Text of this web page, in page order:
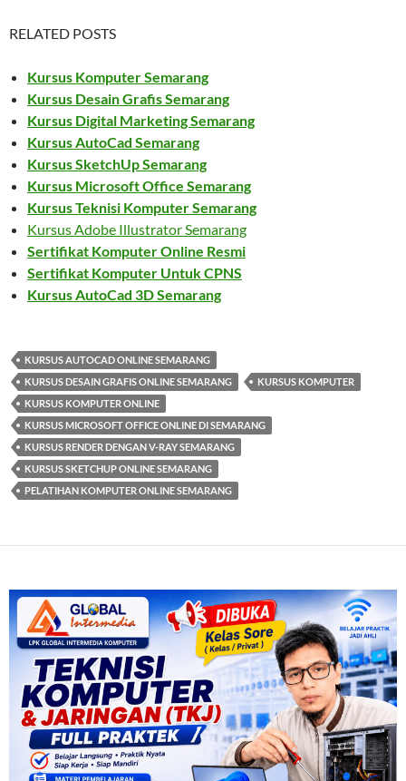
RELATED POSTS
Kursus Komputer Semarang
Kursus Desain Grafis Semarang
Kursus Digital Marketing Semarang
Kursus AutoCad Semarang
Kursus SketchUp Semarang
Kursus Microsoft Office Semarang
Kursus Teknisi Komputer Semarang
Kursus Adobe Illustrator Semarang
Sertifikat Komputer Online Resmi
Sertifikat Komputer Untuk CPNS
Kursus AutoCad 3D Semarang
KURSUS AUTOCAD ONLINE SEMARANG
KURSUS DESAIN GRAFIS ONLINE SEMARANG
KURSUS KOMPUTER
KURSUS KOMPUTER ONLINE
KURSUS MICROSOFT OFFICE ONLINE DI SEMARANG
KURSUS RENDER DENGAN V-RAY SEMARANG
KURSUS SKETCHUP ONLINE SEMARANG
PELATIHAN KOMPUTER ONLINE SEMARANG